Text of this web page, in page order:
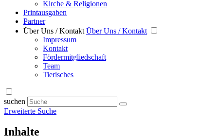
Kirche & Religionen
Printausgaben
Partner
Über Uns / Kontakt Über Uns / Kontakt
Impressum
Kontakt
Fördermitgliedschaft
Team
Tierisches
suchen
Erweiterte Suche
Inhalte